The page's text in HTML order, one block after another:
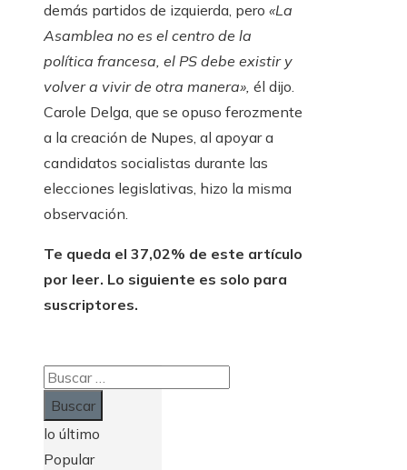
demás partidos de izquierda, pero «La
Asamblea no es el centro de la
política francesa, el PS debe existir y
volver a vivir de otra manera», él dijo.
Carole Delga, que se opuso ferozmente
a la creación de Nupes, al apoyar a
candidatos socialistas durante las
elecciones legislativas, hizo la misma
observación.
Te queda el 37,02% de este artículo
por leer. Lo siguiente es solo para
suscriptores.
Buscar:
lo último
Popular